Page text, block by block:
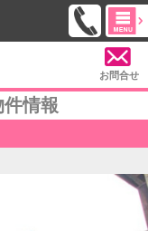
お問合せ
情報